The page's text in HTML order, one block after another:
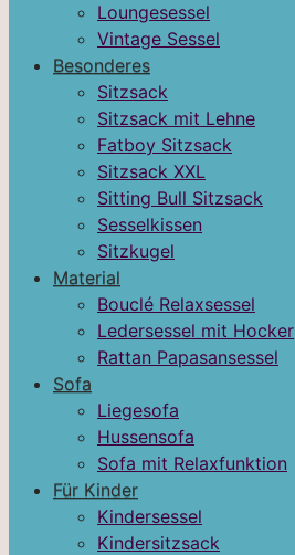
Loungesessel
Vintage Sessel
Besonderes
Sitzsack
Sitzsack mit Lehne
Fatboy Sitzsack
Sitzsack XXL
Sitting Bull Sitzsack
Sesselkissen
Sitzkugel
Material
Bouclé Relaxsessel
Ledersessel mit Hocker
Rattan Papasansessel
Sofa
Liegesofa
Hussensofa
Sofa mit Relaxfunktion
Für Kinder
Kindersessel
Kindersitzsack